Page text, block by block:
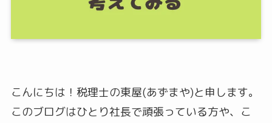
こんにちは！税理士の東屋(あずまや)と申します。
このブログはひとり社長で頑張っている方や、こ